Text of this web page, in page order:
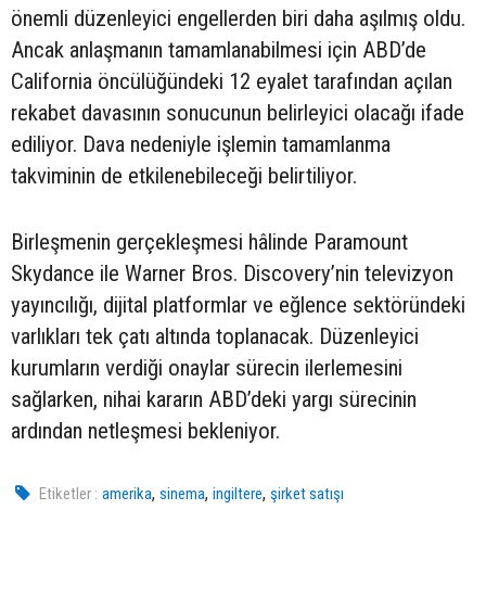
önemli düzenleyici engellerden biri daha aşılmış oldu.
Ancak anlaşmanın tamamlanabilmesi için ABD’de
California öncülüğündeki 12 eyalet tarafından açılan
rekabet davasının sonucunun belirleyici olacağı ifade
ediliyor. Dava nedeniyle işlemin tamamlanma
takviminin de etkilenebileceği belirtiliyor.
Birleşmenin gerçekleşmesi hâlinde Paramount
Skydance ile Warner Bros. Discovery’nin televizyon
yayıncılığı, dijital platformlar ve eğlence sektöründeki
varlıkları tek çatı altında toplanacak. Düzenleyici
kurumların verdiği onaylar sürecin ilerlemesini
sağlarken, nihai kararın ABD’deki yargı sürecinin
ardından netleşmesi bekleniyor.
Etiketler : amerika,sinema,ingiltere,şirket satışı